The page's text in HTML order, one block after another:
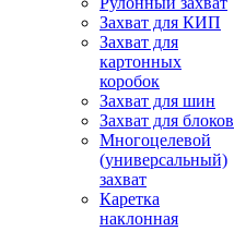
Захват для КИП
Захват для
картонных
коробок
Захват для шин
Захват для блоков
Многоцелевой
(универсальный)
захват
Каретка
наклонная